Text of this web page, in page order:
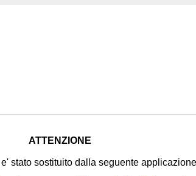
ATTENZIONE
stato sostituito dalla seguente